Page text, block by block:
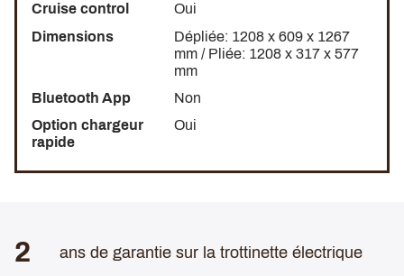
Cruise control
Oui
Dimensions
Dépliée: 1208 x 609 x 1267
mm / Pliée: 1208 x 317 x 577
mm
Bluetooth App
Non
Option chargeur
rapide
Oui
2 ans de garantie sur la trottinette électrique